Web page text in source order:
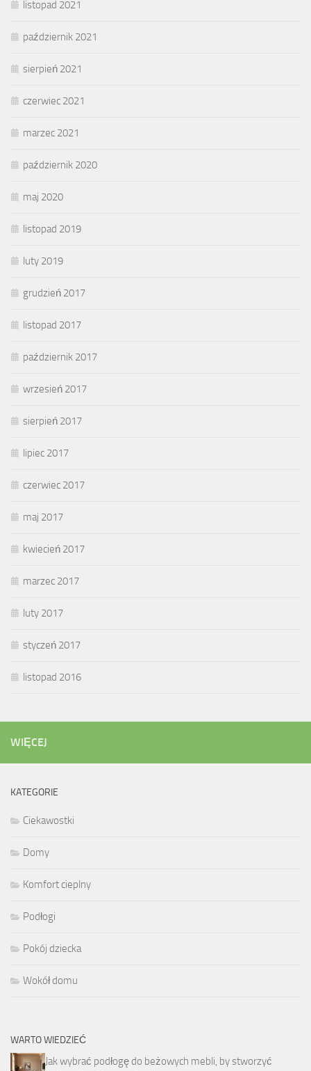
listopad 2021
październik 2021
sierpień 2021
czerwiec 2021
marzec 2021
październik 2020
maj 2020
listopad 2019
luty 2019
grudzień 2017
listopad 2017
październik 2017
wrzesień 2017
sierpień 2017
lipiec 2017
czerwiec 2017
maj 2017
kwiecień 2017
marzec 2017
luty 2017
styczeń 2017
listopad 2016
WIĘCEJ
KATEGORIE
Ciekawostki
Domy
Komfort cieplny
Podłogi
Pokój dziecka
Wokół domu
WARTO WIEDZIEĆ
Jak wybrać podłogę do beżowych mebli, by stworzyć